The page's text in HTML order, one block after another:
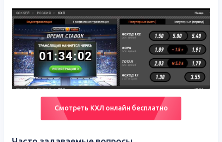
Смотреть КХЛ онлайн бесплатно